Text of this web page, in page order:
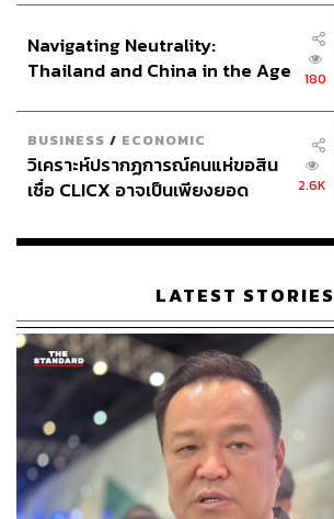
Navigating Neutrality:
Thailand and China in the Age
180
BUSINESS / ECONOMIC
วิเคราะห์ปรากฏการณ์คนแห่ขอสิน
เชื่อ CLICX อาจเป็นเพียงยอด
เรือนไทยที่ถูกซุกไว้
2.6K
LATEST STORIES